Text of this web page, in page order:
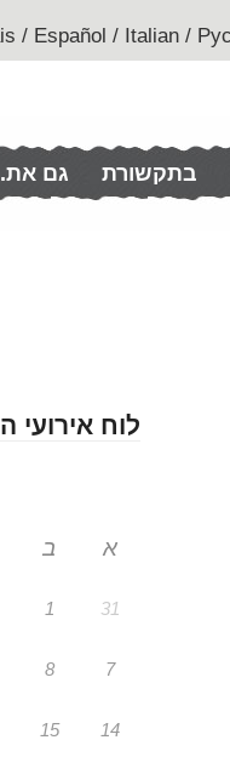
בתקשורת גם
לוח אירועי
א ב
31
1
7
8
14
15